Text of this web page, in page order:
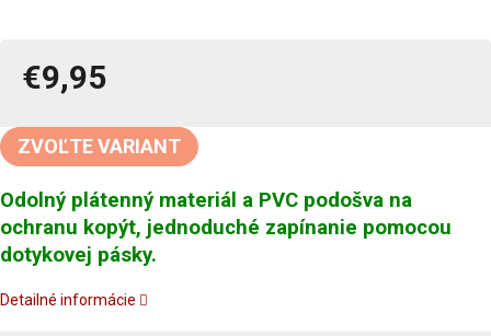
€9,95
cena:
ZVOĽTE VARIANT
Odolný plátenný materiál a PVC podošva na
ochranu kopýt, jednoduché zapínanie pomocou
dotykovej pásky.
Detailné informácie